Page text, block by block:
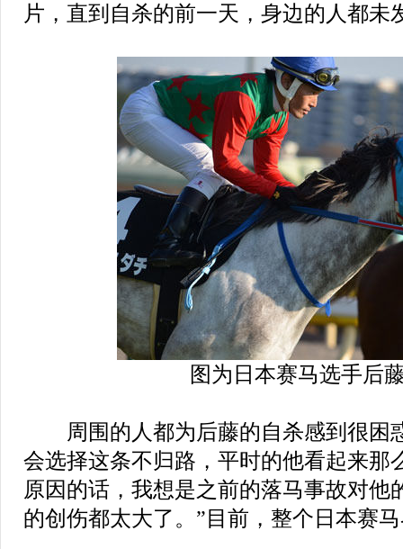
片，直到自杀的前一天，身边的人都未
图为日本赛马选手后
周围的人都为后藤的自杀感到很困
会选择这条不归路，平时的他看起来那
原因的话，我想是之前的落马事故对他
的创伤都太大了。”目前，整个日本赛